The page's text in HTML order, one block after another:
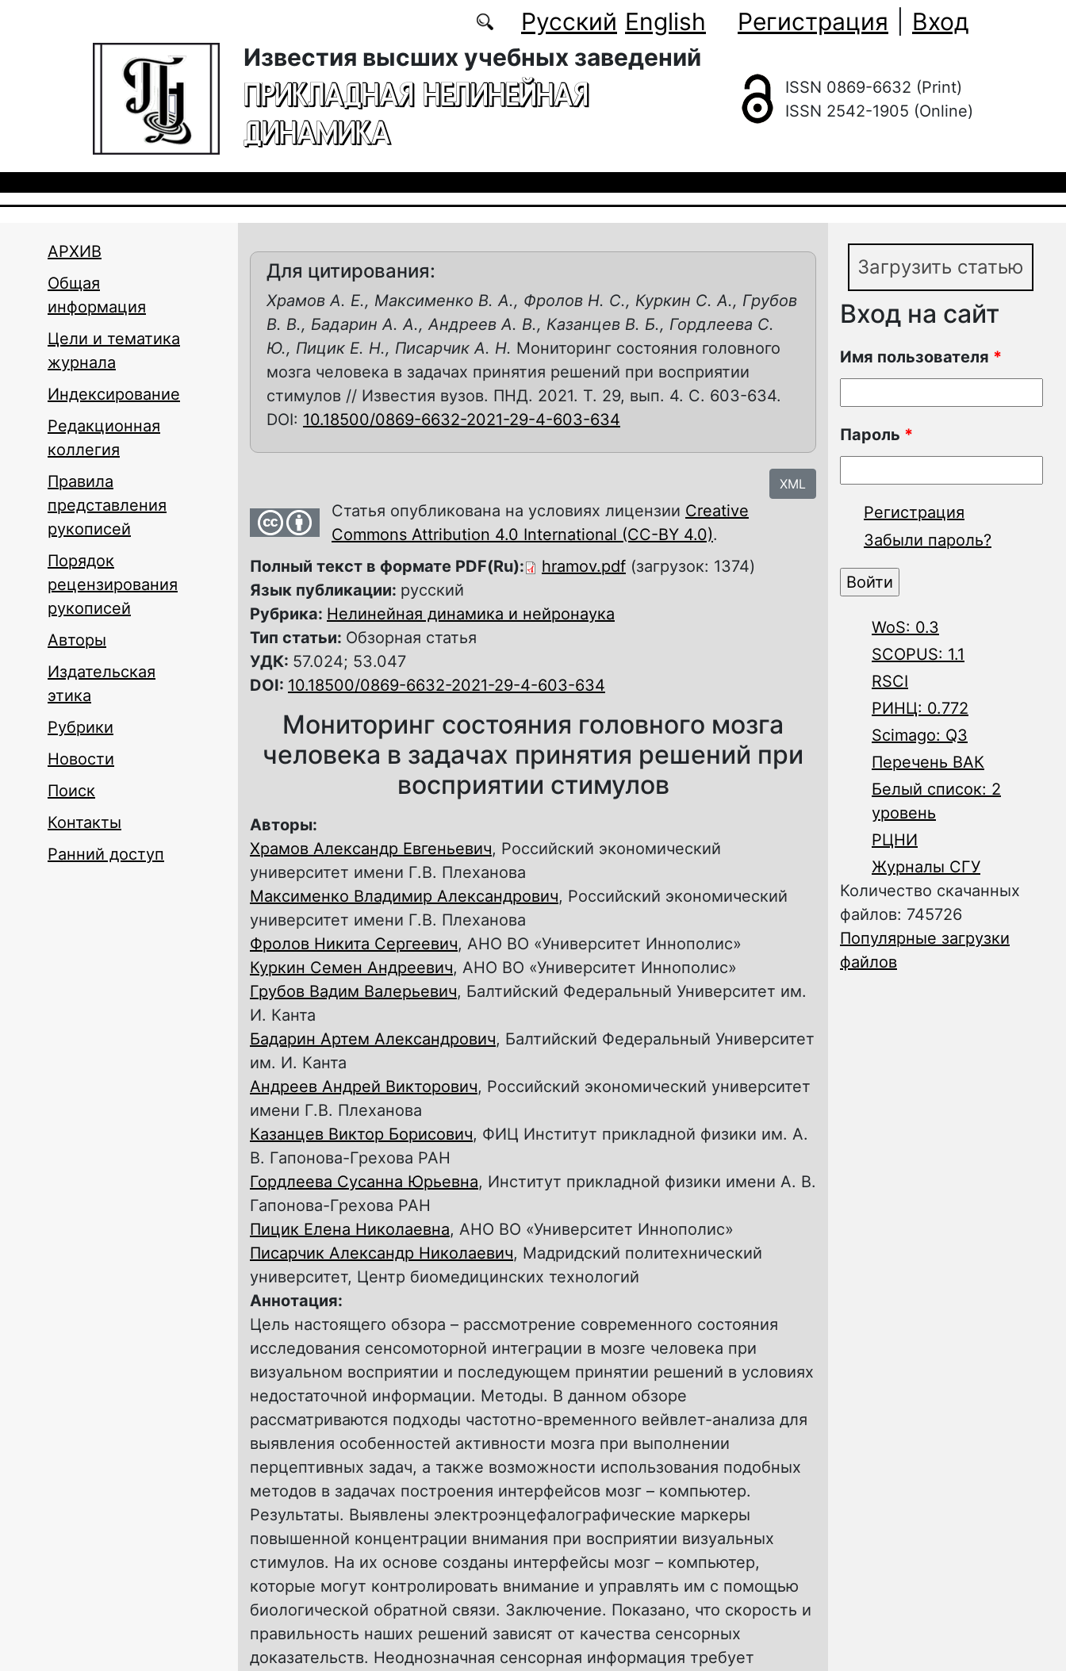
Русский English Регистрация
Вход
Известия высших учебных заведений
ПРИКЛАДНАЯ НЕЛИНЕЙНАЯ
ДИНАМИКА
ISSN 0869-6632 (Print)
ISSN 2542-1905 (Online)
АРХИВ
Общая
информация
Цели и тематика
журнала
Индексирование
Редакционная
коллегия
Правила
представления
рукописей
Порядок
рецензирования
рукописей
Авторы
Издательская
этика
Рубрики
Новости
Поиск
Контакты
Ранний доступ
Для цитирования:
Храмов А. Е., Максименко В. А., Фролов Н. С., Куркин С. А., Грубов
В. В., Бадарин А. А., Андреев А. В., Казанцев В. Б., Гордлеева С.
Ю., Пицик Е. Н., Писарчик А. Н. Мониторинг состояния головного
мозга человека в задачах принятия решений при восприятии
стимулов // Известия вузов. ПНД. 2021. Т. 29, вып. 4. С. 603-634.
DOI: 10.18500/0869-6632-2021-29-4-603-634
XML
Статья опубликована на условиях лицензии Creative
Commons Attribution 4.0 International (CC-BY 4.0).
Полный текст в формате PDF(Ru):
hramov.pdf (загрузок: 1374)
Язык публикации: русский
Рубрика: Нелинейная динамика и нейронаука
Тип статьи: Обзорная статья
УДК: 57.024; 53.047
DOI: 10.18500/0869-6632-2021-29-4-603-634
Мониторинг состояния головного мозга
человека в задачах принятия решений при
восприятии стимулов
Авторы:
Храмов Александр Евгеньевич, Российский экономический
университет имени Г.В. Плеханова
Максименко Владимир Александрович, Российский экономический
университет имени Г.В. Плеханова
Фролов Никита Сергеевич, АНО ВО «Университет Иннополис»
Куркин Семен Андреевич, АНО ВО «Университет Иннополис»
Грубов Вадим Валерьевич, Балтийский Федеральный Университет им.
И. Канта
Бадарин Артем Александрович, Балтийский Федеральный Университет
им. И. Канта
Андреев Андрей Викторович, Российский экономический университет
имени Г.В. Плеханова
Казанцев Виктор Борисович, ФИЦ Институт прикладной физики им. А.
В. Гапонова-Грехова РАН
Гордлеева Сусанна Юрьевна, Институт прикладной физики имени А. В.
Гапонова-Грехова РАН
Пицик Елена Николаевна, АНО ВО «Университет Иннополис»
Писарчик Александр Николаевич, Мадридский политехнический
университет, Центр биомедицинских технологий
Аннотация:
Цель настоящего обзора – рассмотрение современного состояния
исследования сенcомоторной интеграции в мозге человека при
визуальном восприятии и последующем принятии решений в условиях
недостаточной информации. Методы. В данном обзоре
рассматриваются подходы частотно-временного вейвлет-анализа для
выявления особенностей активности мозга при выполнении
перцептивных задач, а также возможности использования подобных
методов в задачах построения интерфейсов мозг – компьютер.
Результаты. Выявлены электроэнцефалографические маркеры
повышенной концентрации внимания при восприятии визуальных
стимулов. На их основе созданы интерфейсы мозг – компьютер,
которые могут контролировать внимание и управлять им с помощью
биологической обратной связи. Заключение. Показано, что скорость и
правильность наших решений зависят от качества сенсорных
доказательств. Неоднозначная сенсорная информация требует
Загрузить статью
Вход на сайт
Имя пользователя *
Пароль *
Регистрация
Забыли пароль?
WoS: 0.3
SCOPUS: 1.1
RSCI
РИНЦ: 0.772
Scimago: Q3
Перечень ВАК
Белый список: 2
уровень
РЦНИ
Журналы СГУ
Количество скачанных
файлов: 745726
Популярные загрузки
файлов